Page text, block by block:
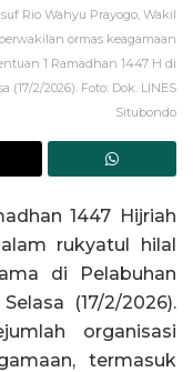
Rio Wahyu Prayogo, Wakil
ormas keagamaan
1 Ramadhan 1447 H di
2/2026). Foto: Dok. LINES
Situbondo
1447 Hijriah
rukyatul hilal
di Pelabuhan
(17/2/2026).
organisasi
termasuk